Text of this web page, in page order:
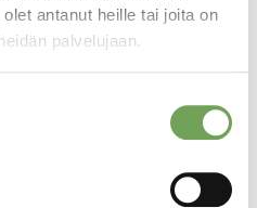
antanut heille tai joita on
palvelujaan.